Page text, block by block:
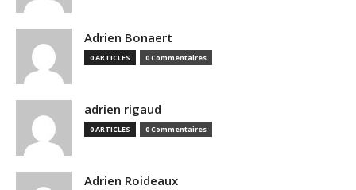
Adrien Bonaert
0 ARTICLES 0 Commentaires
adrien rigaud
0 ARTICLES 0 Commentaires
Adrien Roideaux